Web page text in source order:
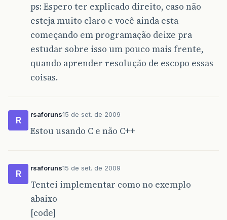
ps: Espero ter explicado direito, caso não
esteja muito claro e você ainda esta
começando em programação deixe pra
estudar sobre isso um pouco mais frente,
quando aprender resolução de escopo essas
coisas.
R
rsaforuns15 de set. de 2009
Estou usando C e não C++
R
rsaforuns15 de set. de 2009
Tentei implementar como no exemplo
abaixo
[code]